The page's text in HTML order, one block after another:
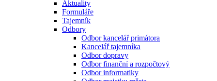
Aktuality
Formuláře
Tajemník
Odbory
Odbor kancelář primátora
Kancelář tajemníka
Odbor dopravy
Odbor finanční a rozpočtový
Odbor informatiky